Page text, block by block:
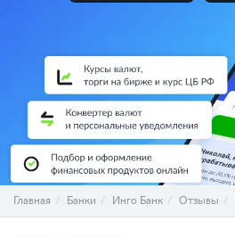
Главная Банки Инго Банк Отзывы